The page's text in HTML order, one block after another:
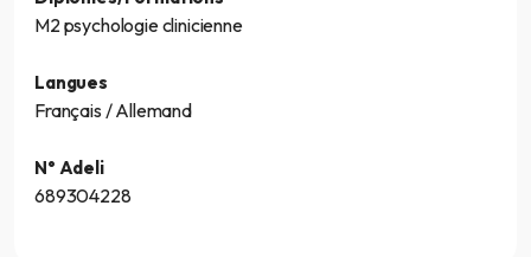
M2 psychologie clinicienne
Langues
Français / Allemand
N° Adeli
689304228